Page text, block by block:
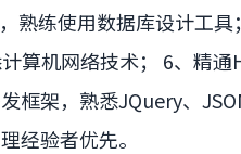
熟练使用数据库设计工具
机网络技术； 6、精通
架，熟悉JQuery、
经验者优先。